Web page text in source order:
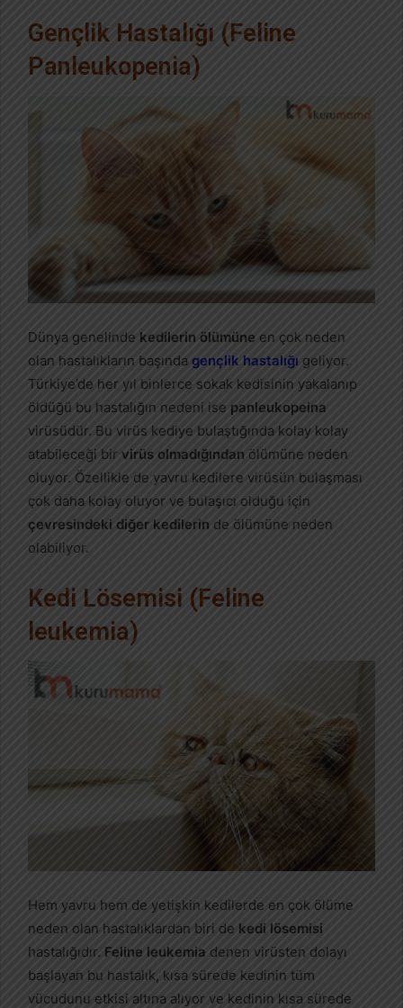
Gençlik Hastalığı (Feline
Panleukopenia)
Dünya genelinde kedilerin ölümüne en çok neden
olan hastalıkların başında gençlik hastalığı geliyor.
Türkiye’de her yıl binlerce sokak kedisinin yakalanıp
öldüğü bu hastalığın nedeni ise panleukopeina
virüsüdür. Bu virüs kediye bulaştığında kolay kolay
atabileceği bir virüs olmadığından ölümüne neden
oluyor. Özellikle de yavru kedilere virüsün bulaşması
çok daha kolay oluyor ve bulaşıcı olduğu için
çevresindeki diğer kedilerin de ölümüne neden
olabiliyor.
Kedi Lösemisi (Feline
leukemia)
Hem yavru hem de yetişkin kedilerde en çok ölüme
neden olan hastalıklardan biri de kedi lösemisi
hastalığıdır. Feline leukemia denen virüsten dolayı
başlayan bu hastalık, kısa sürede kedinin tüm
vücudunu etkisi altına alıyor ve kedinin kısa sürede